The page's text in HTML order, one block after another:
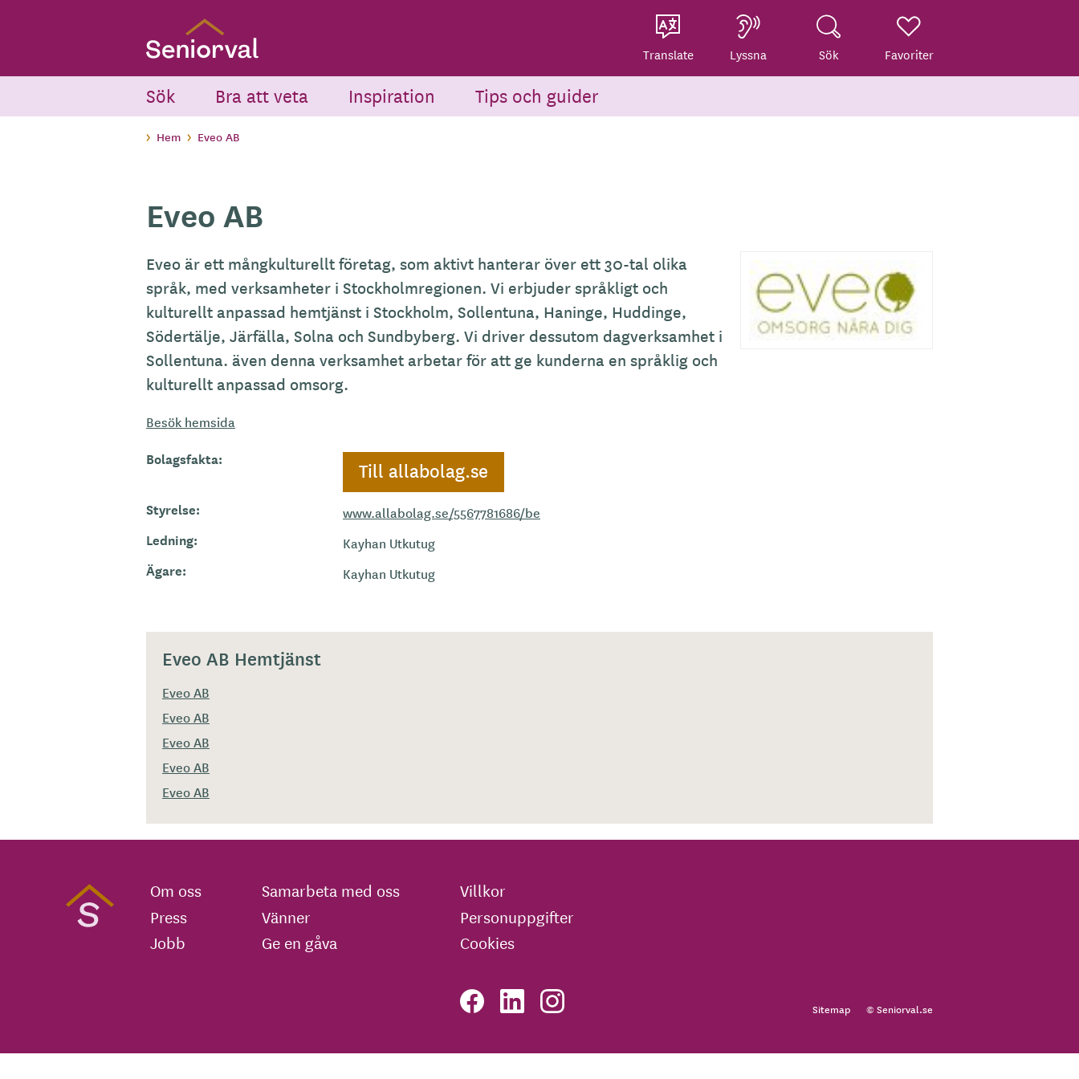
Translate Lyssna Sök Favoriter
Sök Bra att veta Inspiration Tips och guider
Hem Eveo AB
Eveo AB
Eveo är ett mångkulturellt företag, som aktivt hanterar över ett 30-tal olika
språk, med verksamheter i Stockholmregionen. Vi erbjuder språkligt och
kulturellt anpassad hemtjänst i Stockholm, Sollentuna, Haninge, Huddinge,
Södertälje, Järfälla, Solna och Sundbyberg. Vi driver dessutom dagverksamhet i
Sollentuna. även denna verksamhet arbetar för att ge kunderna en språklig och
kulturellt anpassad omsorg.
Besök hemsida
Bolagsfakta: Till allabolag.se
Styrelse: www.allabolag.se/5567781686/be
Ledning: Kayhan Utkutug
Ägare: Kayhan Utkutug
Eveo AB Hemtjänst
Eveo AB
Eveo AB
Eveo AB
Eveo AB
Eveo AB
Om oss
Press
Jobb
Samarbeta med oss
Vänner
Ge en gåva
Villkor
Personuppgifter
Cookies
Sitemap © Seniorval.se